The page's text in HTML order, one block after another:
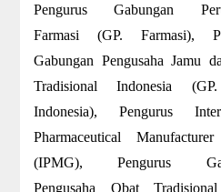
Pengurus Gabungan
Farmasi (GP. Farmasi),
Gabungan Pengusaha Jamu
Tradisional Indonesia
Indonesia), Pengurus
Pharmaceutical
(IPMG), Pengurus
Pengusaha Obat